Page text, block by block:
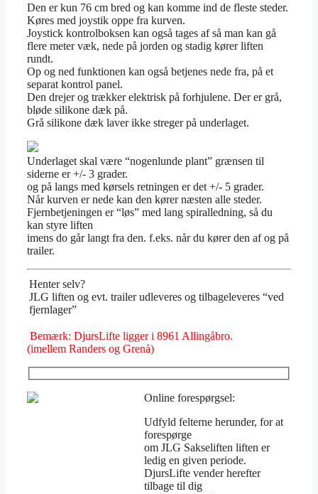
Den er kun 76 cm bred og kan komme ind de fleste steder.
Køres med joystik oppe fra kurven.
Joystick kontrolboksen kan også tages af så man kan gå
flere meter væk, nede på jorden og stadig kører liften
rundt.
Op og ned funktionen kan også betjenes nede fra, på et
separat kontrol panel.
Den drejer og trækker elektrisk på forhjulene. Der er grå,
bløde silikone dæk på.
Grå silikone dæk laver ikke streger på underlaget.
Underlaget skal være “nogenlunde plant” grænsen til
siderne er +/- 3 grader.
og på langs med kørsels retningen er det +/- 5 grader.
Når kurven er nede kan den kører næsten alle steder.
Fjernbetjeningen er “løs” med lang spiralledning, så du
kan styre liften
imens do går langt fra den. f.eks. når du kører den af og på
trailer.
Henter selv?
JLG liften og evt. trailer udleveres og tilbageleveres “ved
fjernlager”
Bemærk: DjursLifte ligger i 8961 Allingåbro.
(imellem Randers og Grenå)
Online forespørgsel:
Udfyld felterne herunder, for at
forespørge
om JLG Sakseliften liften er
ledig en given periode.
DjursLifte vender herefter
tilbage til dig